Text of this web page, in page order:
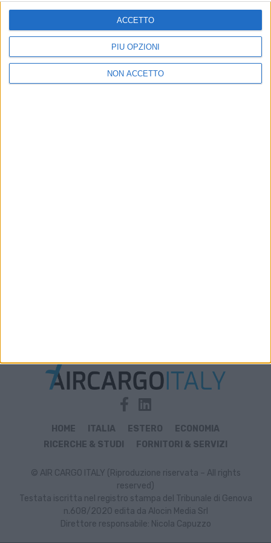
PIÙ OPZIONI
NON ACCETTO
ACCETTO
Dichiaro di aver letto e compreso l'informativa sulla privacy e
di dare il mio consenso alla ricezione di promozioni commerciali
Vedi POLITICA SULLA PRIVACY.
HOME ITALIA ESTERO
ECONOMIA
RICERCHE & STUDI
FORNITORI & SERVIZI
© AIR CARGO ITALY (Riproduzione riservata – All rights
reserved)
Testata iscritta nel registro stampa del Tribunale di Genova
n.608/2020 edita da Alocin Media Srl
Direttore responsabile: Nicola Capuzzo